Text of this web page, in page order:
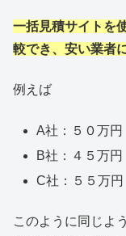
一括見積サイトを
較でき、安い業者
例えば
A社：５０万円
B社：４５万円
C社：５５万円
このように同じよ